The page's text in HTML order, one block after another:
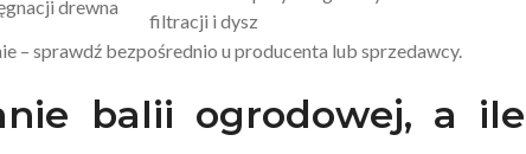
drewna
filtracji i dysz
– sprawdź bezpośrednio u producenta lub sprzedawcy.
balii ogrodowej, a ile